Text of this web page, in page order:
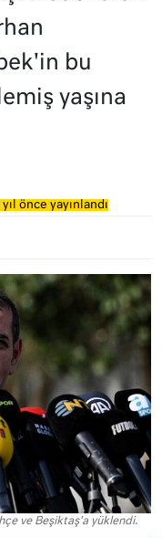
bu
yaşına
önce yayınlandı
ve Beşiktaş'a yüklendi.